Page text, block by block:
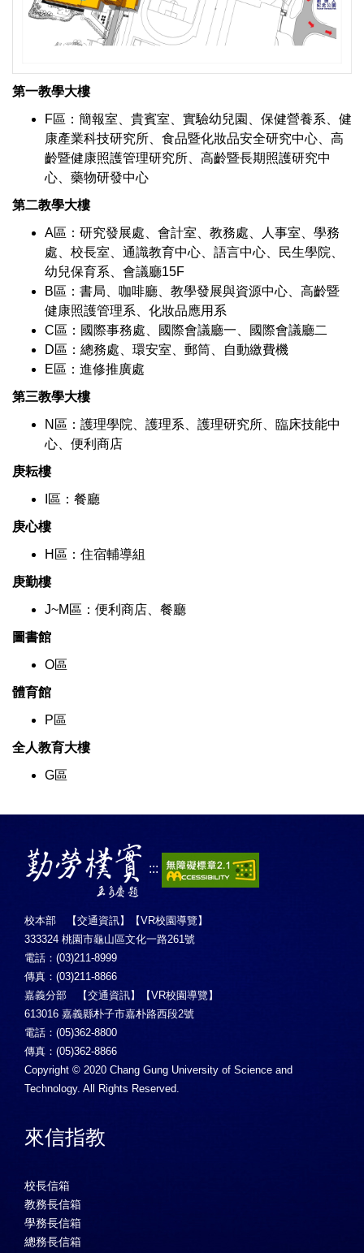
第一教學大樓
F區：簡報室、貴賓室、實驗幼兒園、保健營養系、健
康產業科技研究所、食品暨化妝品安全研究中心、高
齡暨健康照護管理研究所、高齡暨長期照護研究中
心、藥物研發中心
第二教學大樓
A區：研究發展處、會計室、教務處、人事室、學務
處、校長室、通識教育中心、語言中心、民生學院、
幼兒保育系、會議廳15F
B區：書局、咖啡廳、教學發展與資源中心、高齡暨
健康照護管理系、化妝品應用系
C區：國際事務處、國際會議廳一、國際會議廳二
D區：總務處、環安室、郵筒、自動繳費機
E區：進修推廣處
第三教學大樓
N區：護理學院、護理系、護理研究所、臨床技能中
心、便利商店
庚耘樓
I區：餐廳
庚心樓
H區：住宿輔導組
庚勤樓
J~M區：便利商店、餐廳
圖書館
O區
體育館
P區
全人教育大樓
G區
:::
校本部 【交通資訊】【VR校園導覽】
333324 桃園市龜山區文化一路261號
電話：(03)211-8999
傳真：(03)211-8866
嘉義分部 【交通資訊】【VR校園導覽】
613016 嘉義縣朴子市嘉朴路西段2號
電話：(05)362-8800
傳真：(05)362-8866
Copyright © 2020 Chang Gung University of Science and
Technology. All Rights Reserved.
來信指教
校長信箱
教務長信箱
學務長信箱
總務長信箱